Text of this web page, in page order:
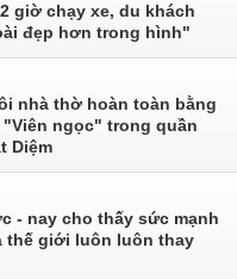
giờ chạy xe, du khách
đẹp hơn trong hình"
nhà thờ hoàn toàn bằng
ngọc" trong quần
Diệm
- nay cho thấy sức mạnh
thế giới luôn luôn thay